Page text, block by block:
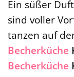
Ein süßer
sind voller
tanzen auf
Becherküche
Becherküche